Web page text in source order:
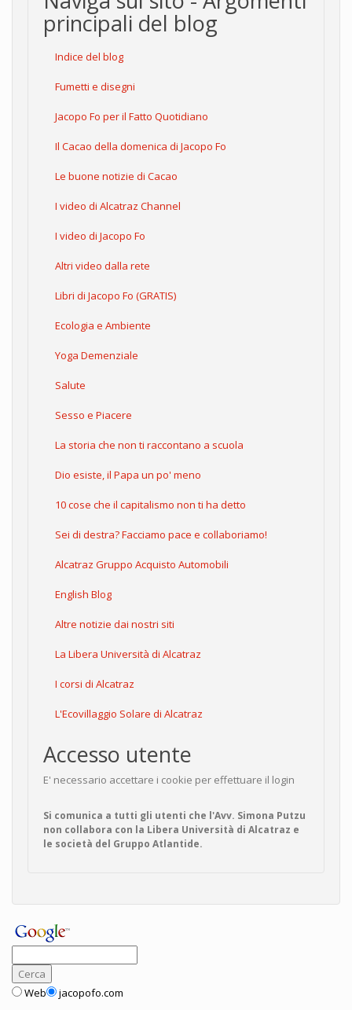
principali del blog
Indice del blog
Fumetti e disegni
Jacopo Fo per il Fatto Quotidiano
Il Cacao della domenica di Jacopo Fo
Le buone notizie di Cacao
I video di Alcatraz Channel
I video di Jacopo Fo
Altri video dalla rete
Libri di Jacopo Fo (GRATIS)
Ecologia e Ambiente
Yoga Demenziale
Salute
Sesso e Piacere
La storia che non ti raccontano a scuola
Dio esiste, il Papa un po' meno
10 cose che il capitalismo non ti ha detto
Sei di destra? Facciamo pace e collaboriamo!
Alcatraz Gruppo Acquisto Automobili
English Blog
Altre notizie dai nostri siti
La Libera Università di Alcatraz
I corsi di Alcatraz
L'Ecovillaggio Solare di Alcatraz
Accesso utente
E' necessario accettare i cookie per effettuare il login
Si comunica a tutti gli utenti che l'Avv. Simona Putzu
non collabora con la Libera Università di Alcatraz e
le società del Gruppo Atlantide.
Web jacopofo.com